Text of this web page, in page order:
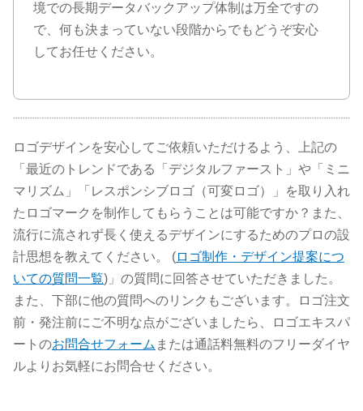
境での長期データバックアップ体制は万全ですの
で、何も決まっていない段階からでもどうぞ安心
してお任せください。
ロゴデザインを安心してご依頼いただけるよう、上記の
「最近のトレンドである「デジタルファースト」や「ミニ
マリズム」「レスポンシブロゴ（可変ロゴ）」を取り入れ
たロゴマークを制作してもらうことは可能ですか？また、
流行に流されず長く使えるデザインにするためのプロの設
計思想を教えてください。 (ロゴ制作・デザイン提案につ
いての質問一覧)」の質問に回答させていただきました。
また、下部に他の質問へのリンクもございます。ロゴ注文
前・発注前にご不明な点がございましたら、ロゴエキスパ
ートのお問合せフォーム または通話料無料のフリーダイヤ
ルよりお気軽にお問合せください。